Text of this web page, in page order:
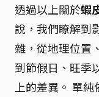
透過以上關於蝦
說，我們瞭解到
雜，從地理位置
到節假日、旺季
上的差異。 單